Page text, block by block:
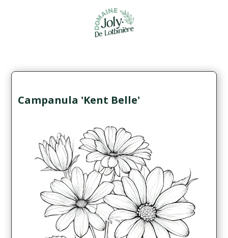
Campanula 'Kent Belle'